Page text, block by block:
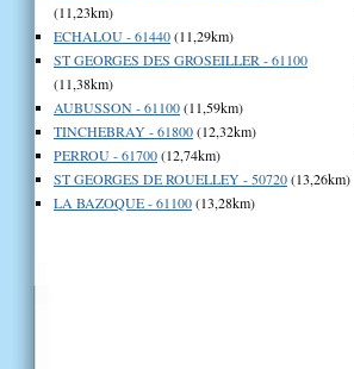
(11,23km)
ECHALOU - 61440(11,29km)
ST GEORGES DES GROSEILLER - 61100
(11,38km)
AUBUSSON - 61100(11,59km)
TINCHEBRAY - 61800(12,32km)
PERROU - 61700(12,74km)
ST GEORGES DE ROUELLEY - 50720(13,26km)
LA BAZOQUE - 61100(13,28km)